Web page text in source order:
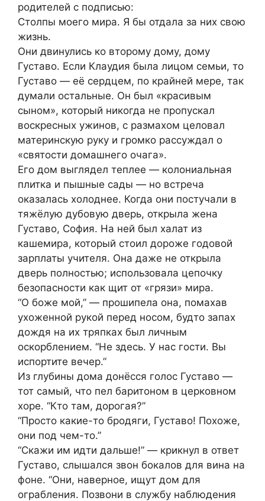
родителей с подписью:
Столпы моего мира. Я бы отдала за них свою
жизнь.
Они двинулись ко второму дому, дому
Густаво. Если Клаудия была лицом семьи, то
Густаво — её сердцем, по крайней мере, так
думали остальные. Он был «красивым
сыном», который никогда не пропускал
воскресных ужинов, с размахом целовал
материнскую руку и громко рассуждал о
«святости домашнего очага».
Его дом выглядел теплее — колониальная
плитка и пышные сады — но встреча
оказалась холоднее. Когда они постучали в
тяжёлую дубовую дверь, открыла жена
Густаво, София. На ней был халат из
кашемира, который стоил дороже годовой
зарплаты учителя. Она даже не открыла
дверь полностью; использовала цепочку
безопасности как щит от «грязи» мира.
“О боже мой,” — прошипела она, помахав
ухоженной рукой перед носом, будто запах
дождя на их тряпках был личным
оскорблением. “Не здесь. У нас гости. Вы
испортите вечер.”
Из глубины дома донёсся голос Густаво —
тот самый, что пел баритоном в церковном
хоре. “Кто там, дорогая?”
“Просто какие-то бродяги, Густаво! Похоже,
они под чем-то.”
“Скажи им идти дальше!” — крикнул в ответ
Густаво, слышался звон бокалов для вина на
фоне. “Они, наверное, ищут дом для
ограбления. Позвони в службу наблюдения